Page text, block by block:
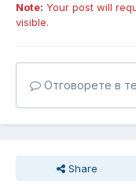
Note: Your post will
visible.
Отговорете в
Share